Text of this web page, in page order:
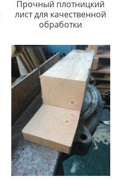
Прочный плотницкий
лист для качественной
обработки